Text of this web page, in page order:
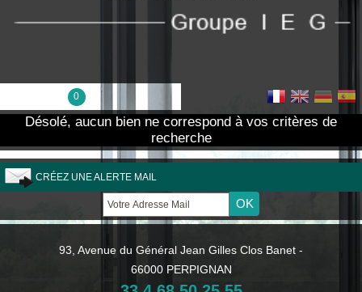
0
Désolé, aucun bien ne correspond à vos critères de
recherche
CRÉEZ UNE ALERTE MAIL
93, Avenue du Général Jean Gilles Clos Banet -
66000 PERPIGNAN